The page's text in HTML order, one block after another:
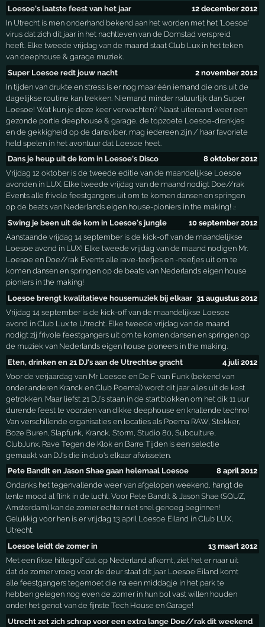
Loesoe's laatste feest van het jaar
12 december 2012
In Utrecht is men onderhand bekend aan het worden met het 'Loesoe'
virus dat zich dit jaar in het nachtleven van de Domstad verspreid
heeft. Elke tweede vrijdag van de maand staat Club Lux in het teken
van deephouse & garage muziek.
Super Loesoe redt jouw nacht
2 november 2012
In tijden van drukte en stress is er nog maar één iemand die ons uit de
dagelijkse routine kan trekken. Niemand minder natuurlijk dan Super
Loesoe! Wat kun je deze keer verwachten? Naast uiteraard weer een
gezonde portie deephouse & garage, de topzoete Loesoe-drankjes
en de gekkigheid op de dansvloer, mag iedereen zijn / haar favoriete
held spelen in het avontuur dat Loesoe heet.
Dans je heup uit de kom in Loesoe's Disco
8 oktober 2012
Vrijdag 12 oktober is de tweede editie van de maandelijkse Loesoe
avonden in LUX. Elke tweede vrijdag van de maand nodigt Doe//rak
Events alle frivole feestgangers uit om te komen dansen en springen
op de beats van Nederlands eigen house-pioniers in the making!2
Swing je been uit de kom in Loesoe's jungle
10 september 2012
Aanstaande vrijdag 14 september is de kick-off van de maandelijkse
Loesoe avond in LUX! Elke tweede vrijdag van de maand nodigen Mr.
Loesoe en Doe//rak Events alle rave-teefjes en -neefjes uit om te
komen dansen en springen op de beats van Nederlands eigen house
pioniers in the making!
Loesoe brengt kwalitatieve housemuziek bij elkaar 31 augustus 2012
Vrijdag 14 september is de kick-off van de maandelijkse Loesoe
avond in Club Lux te Utrecht. Elke tweede vrijdag van de maand
nodigt zij frivole feestgangers uit om te komen dansen en springen op
de muziek van Nederlands eigen house pioneers in the making.
Eten, drinken en 21 DJ's aan de Utrechtse gracht
4 juli 2012
Voor de verjaardag van Mr Loesoe en De F van Funk (bekend van
onder anderen Kranck en Club Poema]) wordt dit jaar alles uit de kast
getrokken. Maar liefst 21 DJ's staan in de startblokken om het dik 11 uur
durende feest te voorzien van dikke deephouse en knallende techno!
Van verschillende organisaties en locaties als Poema RAW, Stekker,
Boze Buren, Slapfunk, Kranck, Storm, Studio 80, Subculture,
ClubJunx, Rave Tegen de Klok en Barre Tijden is een selectie
gemaakt van DJ's die in duo's elkaar afwisselen.
Pete Bandit en Jason Shae gaan helemaal Loesoe
8 april 2012
Ondanks het tegenvallende weer van afgelopen weekend, hangt de
lente mood al flink in de lucht. Voor Pete Bandit & Jason Shae (SQUZ,
Amsterdam) kan de zomer echter niet snel genoeg beginnen!
Gelukkig voor hen is er vrijdag 13 april Loesoe Eiland in Club LUX,
Utrecht.
Loesoe leidt de zomer in
13 maart 2012
Met een fikse hittegolf dat op Nederland afkomt, ziet het er naar uit
dat de zomer vroeg voor de deur staat dit jaar. Loesoe Eiland komt
alle feestgangers tegemoet die na een middagje in het park te
hebben gelegen nog even de zomer in hun bol vast willen houden
onder het genot van de fijnste Tech House en Garage!
Utrecht zet zich schrap voor een extra lange Doe//rak dit weekend